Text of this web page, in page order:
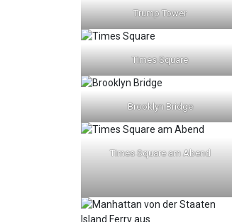
Trump Tower
Times Square
Brooklyn Bridge
Times Square am Abend